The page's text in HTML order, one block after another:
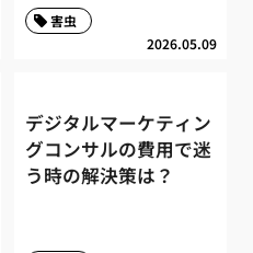
2026.05.09
害虫
デジタルマーケティン
グコンサルの費用で迷
う時の解決策は？